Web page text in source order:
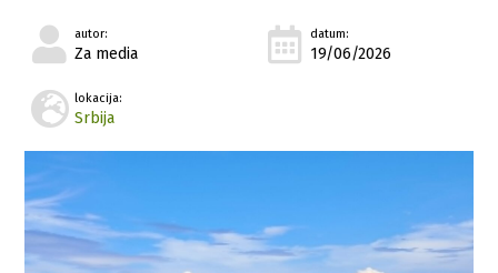
autor:
Za media
datum:
19/06/2026
lokacija:
Srbija